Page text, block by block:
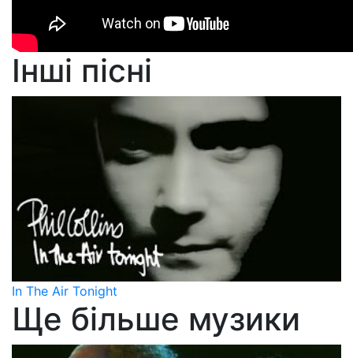
Інші пісні
In The Air Tonight
Ще більше музики